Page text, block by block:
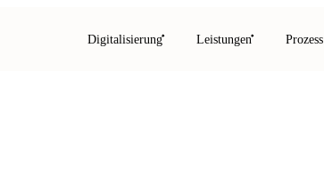
Digitalisierung Leistungen Prozess